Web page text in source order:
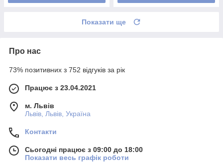
Показати ще
Про нас
73% позитивних з 752 відгуків за рік
Працює з 23.04.2021
м. Львів
Львів, Львів, Україна
Контакти
Сьогодні працює з 09:00 до 18:00
Показати весь графік роботи